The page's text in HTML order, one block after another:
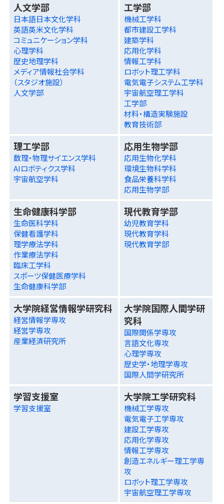
人文学部
日本語日本文化学科
英語英米文化学科
コミュニケーション学科
心理学科
歴史地理学科
メディア情報社会学科
（スタジオ施設）
人文学部
工学部
機械工学科
都市建設工学科
建築学科
応用化学科
情報工学科
ロボット理工学科
電気電子システム工学科
宇宙航空理工学科
工学部
材料・構造実験施設
教育技術部
理工学部
数理・物理サイエンス学科
AIロボティクス学科
宇宙航空学科
応用生物学部
応用生物化学科
環境生物科学科
食品栄養科学科
応用生物学部
生命健康科学部
生命医科学科
保健看護学科
理学療法学科
作業療法学科
臨床工学科
スポーツ保健医療学科
生命健康科学部
現代教育学部
幼児教育学科
現代教育学科
現代教育学部
大学院経営情報学研究科
経営情報学専攻
経営学専攻
産業経済研究所
大学院国際人間学研
究科
国際関係学専攻
言語文化専攻
心理学専攻
歴史学・地理学専攻
国際人間学研究所
学習支援室
学習支援室
大学院工学研究科
機械工学専攻
電気電子工学専攻
建設工学専攻
応用化学専攻
情報工学専攻
創造エネルギー理工学専
攻
ロボット理工学専攻
宇宙航空理工学専攻